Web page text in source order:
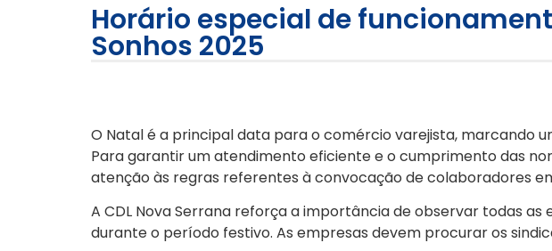
Horário especial de
Sonhos 2025
O Natal é a principal data para o comércio varejista, marcando
Para garantir um atendimento eficiente e o cumprimento das
atenção às regras referentes à convocação de colaboradores
A CDL Nova Serrana reforça a importância de observar todas
durante o período festivo. As empresas devem procurar os